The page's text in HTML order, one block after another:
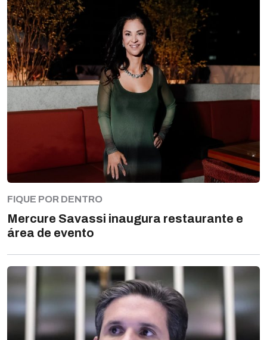
FIQUE POR DENTRO
Mercure Savassi inaugura restaurante e
área de evento